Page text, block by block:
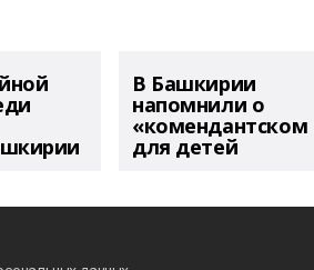
В Башкирии
напомнили о
«комендантском
для детей